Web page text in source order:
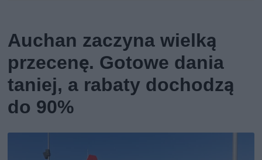
Auchan zaczyna wielką
przecenę. Gotowe dania
taniej, a rabaty dochodzą
do 90%